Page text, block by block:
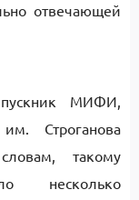
отвечающей
МИФИ,
Строганова
такому
несколько